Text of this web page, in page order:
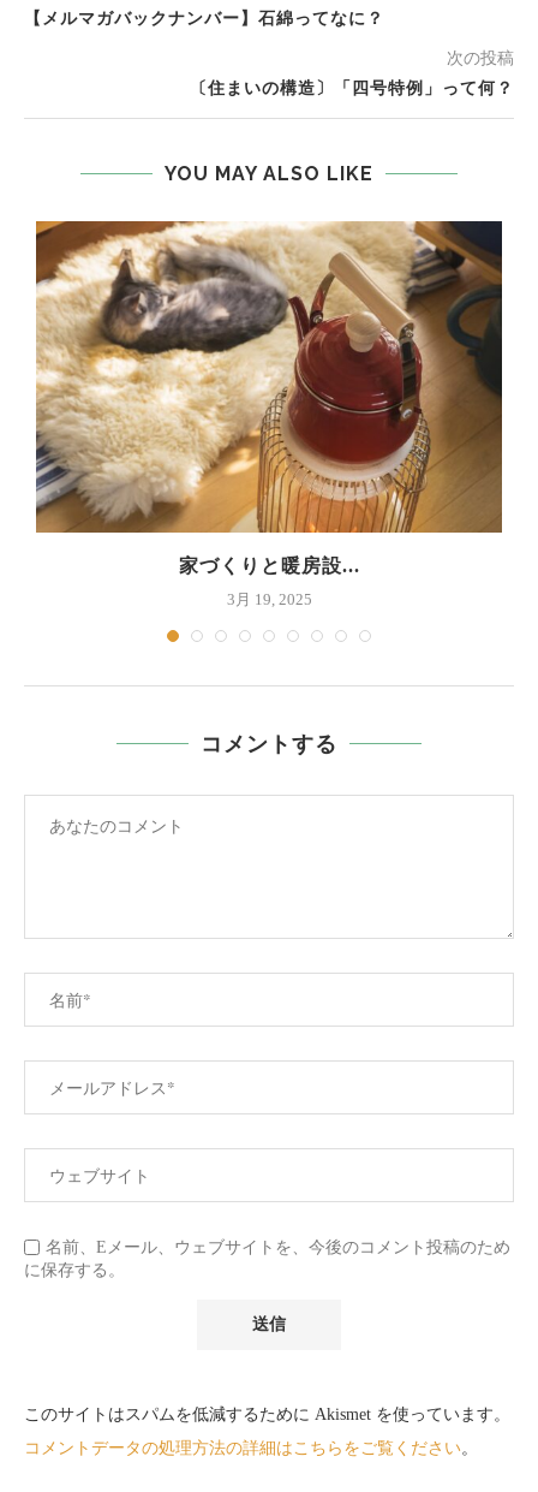
【メルマガバックナンバー】石綿ってなに？
次の投稿
〔住まいの構造〕「四号特例」って何？
YOU MAY ALSO LIKE
家づくりと暖房設...
3月 19, 2025
コメントする
名前、Eメール、ウェブサイトを、今後のコメント投稿のため
に保存する。
このサイトはスパムを低減するために Akismet を使っています。
コメントデータの処理方法の詳細はこちらをご覧ください。